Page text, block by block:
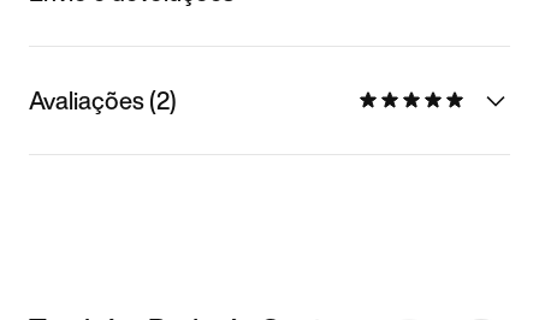
Avaliações (2)